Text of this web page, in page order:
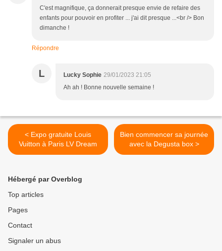
C'est magnifique, ça donnerait presque envie de refaire des
enfants pour pouvoir en profiter ... j'ai dit presque ...<br /> Bon
dimanche !
Répondre
L Lucky Sophie 29/01/2023 21:05
Ah ah ! Bonne nouvelle semaine !
< Expo gratuite Louis
Vuitton à Paris LV Dream
Bien commencer sa journée
avec la Degusta box >
Hébergé par Overblog
Top articles
Pages
Contact
Signaler un abus